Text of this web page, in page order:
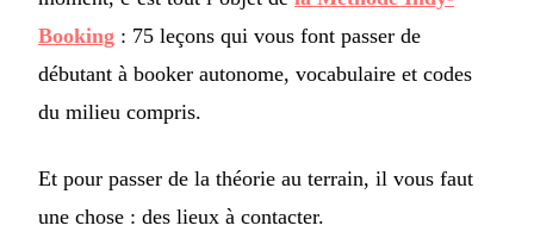
Booking : 75 leçons qui vous font passer de
débutant à booker autonome, vocabulaire et codes
du milieu compris.
Et pour passer de la théorie au terrain, il vous faut
une chose : des lieux à contacter.